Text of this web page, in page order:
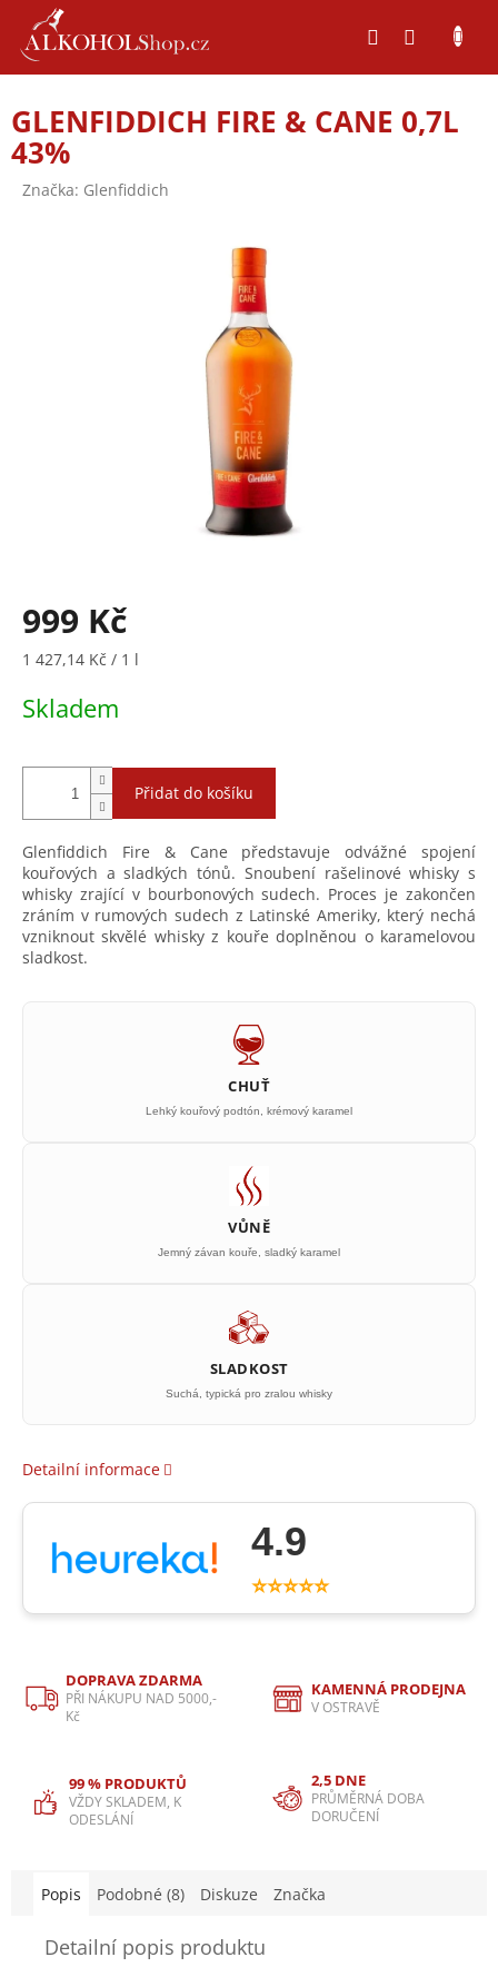
obsah
GLENFIDDICH FIRE & CANE 0,7L
43%
Značka: Glenfiddich
999 Kč
Měrná
1 427,14 Kč / 1 l
Skladem
Přidat do košíku
Glenfiddich Fire & Cane představuje odvážné spojení
kouřových a sladkých tónů. Snoubení rašelinové whisky s
whisky zrající v bourbonových sudech. Proces je zakončen
zráním v rumových sudech z Latinské Ameriky, který nechá
vzniknout skvělé whisky z kouře doplněnou o karamelovou
sladkost.
CHUŤ
Lehký kouřový podtón, krémový karamel
VŮNĚ
Jemný závan kouře, sladký karamel
SLADKOST
Suchá, typická pro zralou whisky
Detailní informace
4.9
⭐⭐⭐⭐⭐
DOPRAVA ZDARMA
PŘI NÁKUPU NAD 5000,-
Kč
KAMENNÁ PRODEJNA
V OSTRAVĚ
99 % PRODUKTŮ
VŽDY SKLADEM, K
ODESLÁNÍ
2,5 DNE
PRŮMĚRNÁ DOBA
DORUČENÍ
Popis Podobné (8) Diskuze Značka
Detailní popis produktu